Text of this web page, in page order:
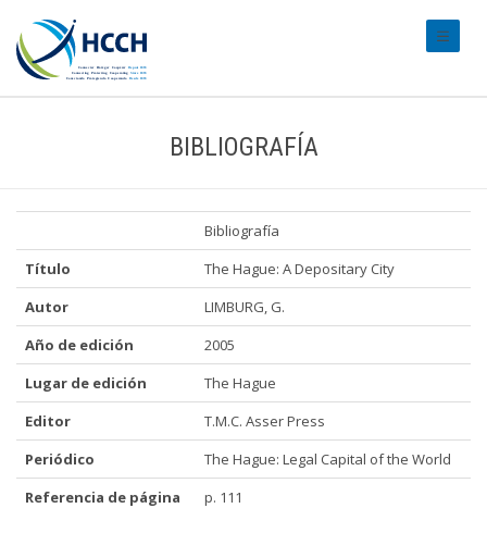
BIBLIOGRAFÍA
Bibliografía
Título
The Hague: A Depositary City
Autor
LIMBURG, G.
Año de edición
2005
Lugar de edición
The Hague
Editor
T.M.C. Asser Press
Periódico
The Hague: Legal Capital of the World
Referencia de página
p. 111